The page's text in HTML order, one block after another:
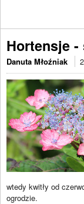
Hortensje
Danuta Młoźniak
wtedy kwitły od
ogrodzie.